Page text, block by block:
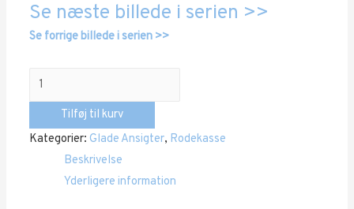
Se næste billede i serien >>
Se forrige billede i serien >>
Glade
ansigter
25”
Tilføj til kurv
Kategorier:Glade Ansigter, Rodekasse
Beskrivelse
Yderligere information